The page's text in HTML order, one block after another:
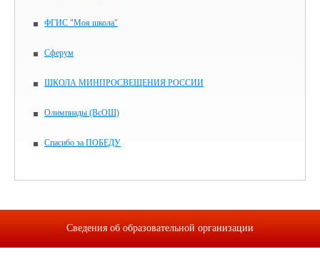
ФГИС "Моя школа"
Сферум
ШКОЛА МИНПРОСВЕЩЕНИЯ РОССИИ
Олимпиады (ВсОШ)
Спасибо за ПОБЕДУ
Сведения об образовательной организации